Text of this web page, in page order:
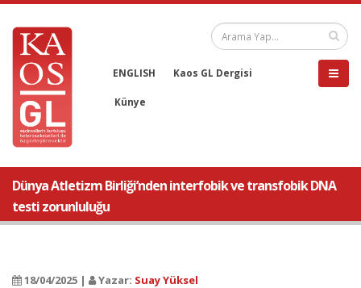
ENGLISH Kaos GL Dergisi
Künye
Dünya Atletizm Birliği’nden interfobik ve transfobik DNA
testi zorunluluğu
18/04/2025 | Yazar: Suay Yüksel